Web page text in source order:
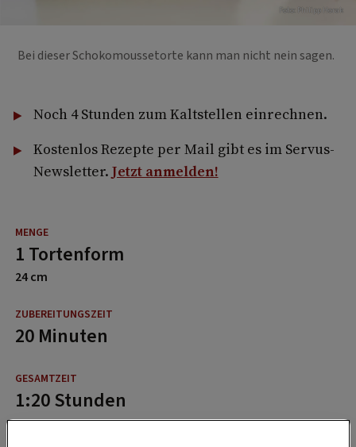
Foto: Philipp Horak
Bei dieser Schokomoussetorte kann man nicht nein sagen.
Noch 4 Stunden zum Kaltstellen einrechnen.
Kostenlos Rezepte per Mail gibt es im Servus-
Newsletter. Jetzt anmelden!
1 Tortenform
24 cm
20 Minuten
1:20 Stunden